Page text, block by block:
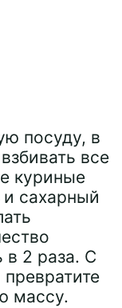
посуду, в
все
куриные
сахарный
в 2 раза. С
массу.